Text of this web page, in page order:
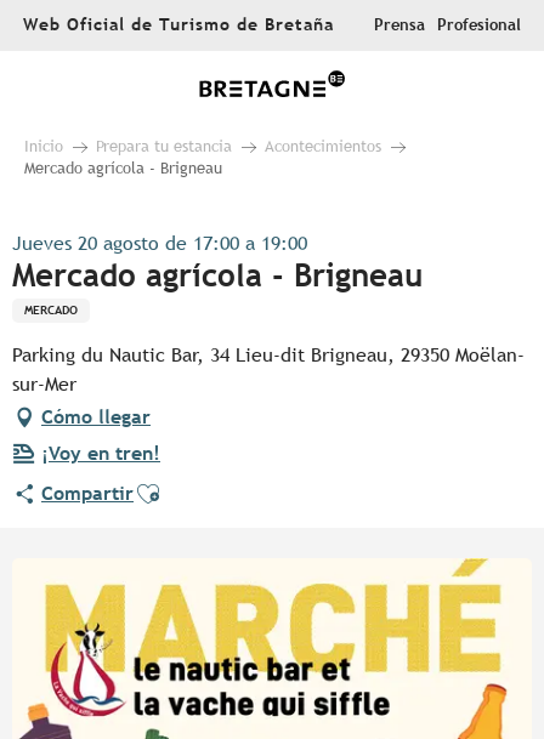
AllerWeb Oficial de Turismo de Bretaña Prensa Profesional
Inicio Prepara tu estancia
Acontecimientos
Mercado agrícola - Brigneau
Jueves 20 agosto de 17:00 a 19:00
Mercado agrícola - Brigneau
MERCADO
Parking du Nautic Bar, 34 Lieu-dit Brigneau, 29350 Moëlan-
sur-Mer
Cómo llegar
¡Voy en tren!
CompartirAjouter aux favoris